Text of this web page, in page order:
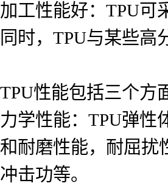
加工性能好：TPU可
同时，TPU与某些
TPU性能包括三个方
力学性能：TPU弹性
和耐磨性能，耐屈扰
冲击功等。